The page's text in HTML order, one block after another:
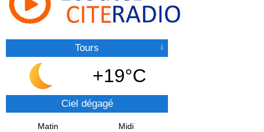
Tours
+19°C
Ciel dégagé
Matin Midi